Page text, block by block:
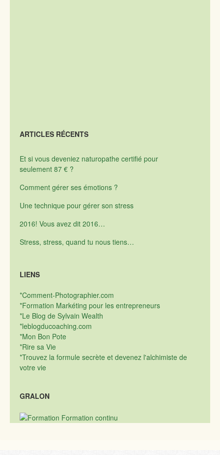
ARTICLES RÉCENTS
Et si vous deveniez naturopathe certifié pour
seulement 87 € ?
Comment gérer ses émotions ?
Une technique pour gérer son stress
2016! Vous avez dit 2016…
Stress, stress, quand tu nous tiens…
LIENS
*Comment-Photographier.com
*Formation Markéting pour les entrepreneurs
*Le Blog de Sylvain Wealth
*leblogducoaching.com
*Mon Bon Pote
*Rire sa Vie
*Trouvez la formule secrète et devenez l'alchimiste de
votre vie
GRALON